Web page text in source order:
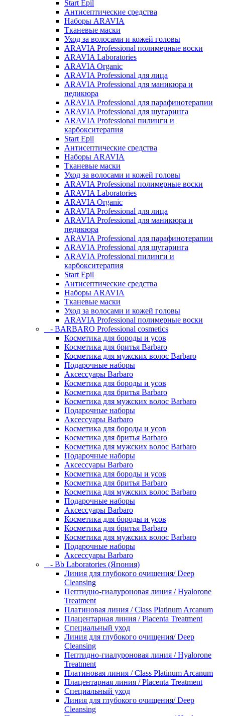
Start Epil
Антисептические средства
Наборы ARAVIA
Тканевые маски
Уход за волосами и кожей головы
ARAVIA Professional полимерные воски
ARAVIA Laboratories
ARAVIA Organic
ARAVIA Professional для лица
ARAVIA Professional для маникюра и
педикюра
ARAVIA Professional для парафинотерапии
ARAVIA Professional для шугаринга
ARAVIA Professional пилинги и
карбокситерапия
Start Epil
Антисептические средства
Наборы ARAVIA
Тканевые маски
Уход за волосами и кожей головы
ARAVIA Professional полимерные воски
ARAVIA Laboratories
ARAVIA Organic
ARAVIA Professional для лица
ARAVIA Professional для маникюра и
педикюра
ARAVIA Professional для парафинотерапии
ARAVIA Professional для шугаринга
ARAVIA Professional пилинги и
карбокситерапия
Start Epil
Антисептические средства
Наборы ARAVIA
Тканевые маски
Уход за волосами и кожей головы
ARAVIA Professional полимерные воски
- BARBARO Professional cosmetics
Косметика для бороды и усов
Косметика для бритья Barbaro
Косметика для мужских волос Barbaro
Подарочные наборы
Аксессуары Barbaro
Косметика для бороды и усов
Косметика для бритья Barbaro
Косметика для мужских волос Barbaro
Подарочные наборы
Аксессуары Barbaro
Косметика для бороды и усов
Косметика для бритья Barbaro
Косметика для мужских волос Barbaro
Подарочные наборы
Аксессуары Barbaro
Косметика для бороды и усов
Косметика для бритья Barbaro
Косметика для мужских волос Barbaro
Подарочные наборы
Аксессуары Barbaro
Косметика для бороды и усов
Косметика для бритья Barbaro
Косметика для мужских волос Barbaro
Подарочные наборы
Аксессуары Barbaro
- Bb Laboratories (Япония)
Линия для глубокого очищения/ Deep
Cleansing
Пептидно-гиалуроновая линия / Hyalorone
Treatment
Платиновая линия / Class Platinum Arcanum
Плацентарная линия / Placenta Treatment
Специальный уход
Линия для глубокого очищения/ Deep
Cleansing
Пептидно-гиалуроновая линия / Hyalorone
Treatment
Платиновая линия / Class Platinum Arcanum
Плацентарная линия / Placenta Treatment
Специальный уход
Линия для глубокого очищения/ Deep
Cleansing